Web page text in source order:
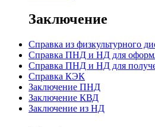
Заключение
Cправка из физкультурного
Cправка ПНД и НД для
Справка ПНД и НД для
Справка КЭК
Заключение ПНД
Заключение КВД
Заключение из НД